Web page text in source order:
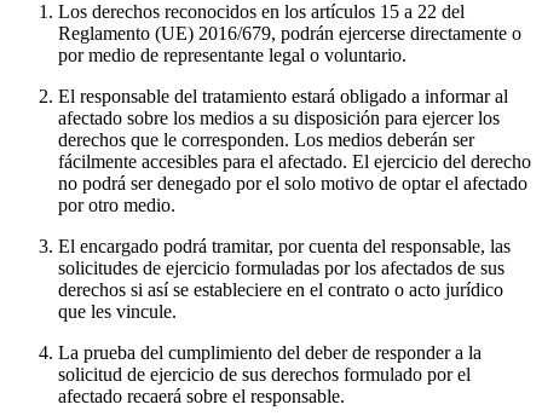
Los derechos reconocidos en los artículos 15 a 22 del
Reglamento (UE) 2016/679, podrán ejercerse directamente o
por medio de representante legal o voluntario.
El responsable del tratamiento estará obligado a informar al
afectado sobre los medios a su disposición para ejercer los
derechos que le corresponden. Los medios deberán ser
fácilmente accesibles para el afectado. El ejercicio del derecho
no podrá ser denegado por el solo motivo de optar el afectado
por otro medio.
El encargado podrá tramitar, por cuenta del responsable, las
solicitudes de ejercicio formuladas por los afectados de sus
derechos si así se estableciere en el contrato o acto jurídico
que les vincule.
La prueba del cumplimiento del deber de responder a la
solicitud de ejercicio de sus derechos formulado por el
afectado recaerá sobre el responsable.